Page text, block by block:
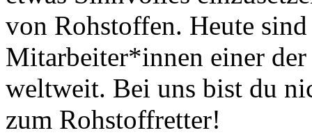
von Rohstoffen. Heute
Mitarbeiter*innen einer
weltweit. Bei uns bist du
zum Rohstoffretter!